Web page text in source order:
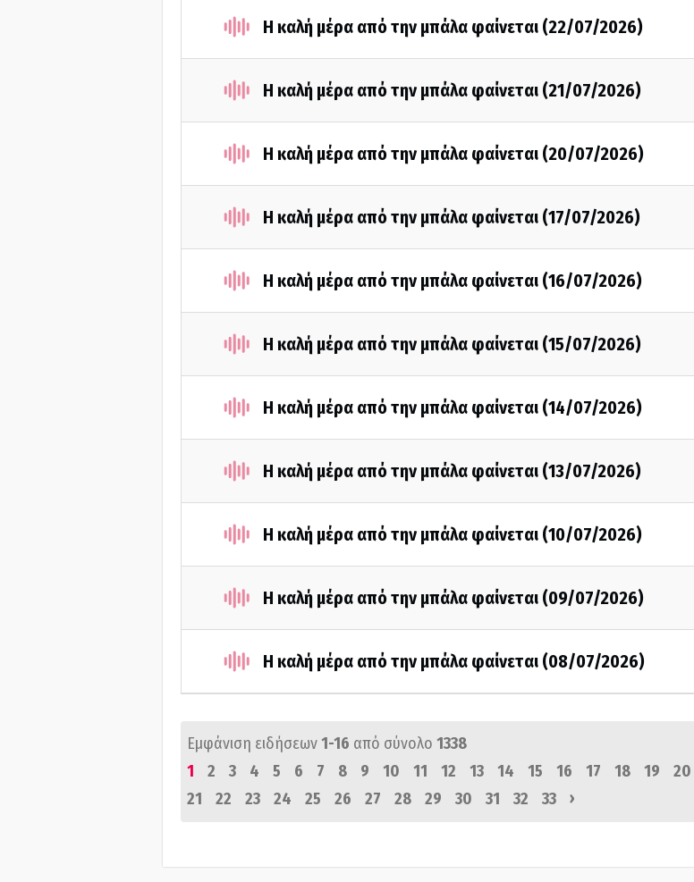
Η καλή μέρα από την μπάλα φαίνεται (22/07/2026)
Η καλή μέρα από την μπάλα φαίνεται (21/07/2026)
Η καλή μέρα από την μπάλα φαίνεται (20/07/2026)
Η καλή μέρα από την μπάλα φαίνεται (17/07/2026)
Η καλή μέρα από την μπάλα φαίνεται (16/07/2026)
Η καλή μέρα από την μπάλα φαίνεται (15/07/2026)
Η καλή μέρα από την μπάλα φαίνεται (14/07/2026)
Η καλή μέρα από την μπάλα φαίνεται (13/07/2026)
Η καλή μέρα από την μπάλα φαίνεται (10/07/2026)
Η καλή μέρα από την μπάλα φαίνεται (09/07/2026)
Η καλή μέρα από την μπάλα φαίνεται (08/07/2026)
Εμφάνιση ειδήσεων1-16 από σύνολο 1338
1
2 3 4 5 6 7 8 9 10 11 12 13 14 15 16 17 18 19
20
21
22 23 24 25 26 27 28 29 30 31 32 33 ›